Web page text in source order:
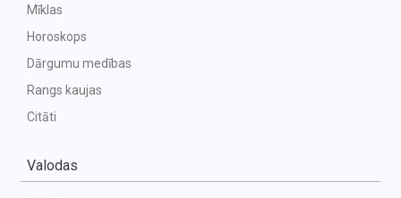
Mīklas
Horoskops
Dārgumu medības
Rangs kaujas
Citāti
Valodas